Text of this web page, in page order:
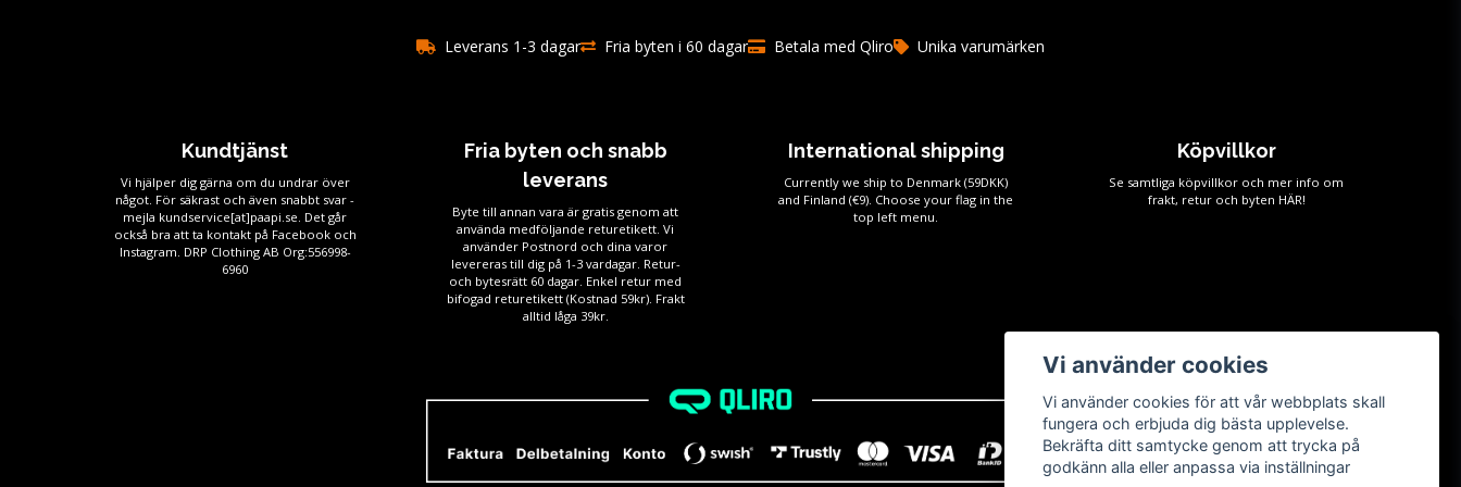
Leverans 1-3 dagar Fria byten i 60 dagar Betala med Qliro Unika varumärken
Kundtjänst
Vi hjälper dig gärna om du undrar över
något. För säkrast och även snabbt svar -
mejla kundservice[at]paapi.se. Det går
också bra att ta kontakt på Facebook och
Instagram. DRP Clothing AB Org:556998-
6960
Fria byten och snabb
leverans
Byte till annan vara är gratis genom att
använda medföljande returetikett. Vi
använder Postnord och dina varor
levereras till dig på 1-3 vardagar. Retur-
och bytesrätt 60 dagar. Enkel retur med
bifogad returetikett (Kostnad 59kr). Frakt
alltid låga 39kr.
International shipping
Currently we ship to Denmark (59DKK)
and Finland (€9). Choose your flag in the
top left menu.
Köpvillkor
Se samtliga köpvillkor och mer info om
frakt, retur och byten HÄR!
Vi använder cookies
Vi använder cookies för att vår webbplats skall
fungera och erbjuda dig bästa upplevelse.
Bekräfta ditt samtycke genom att trycka på
godkänn alla eller anpassa via inställningar